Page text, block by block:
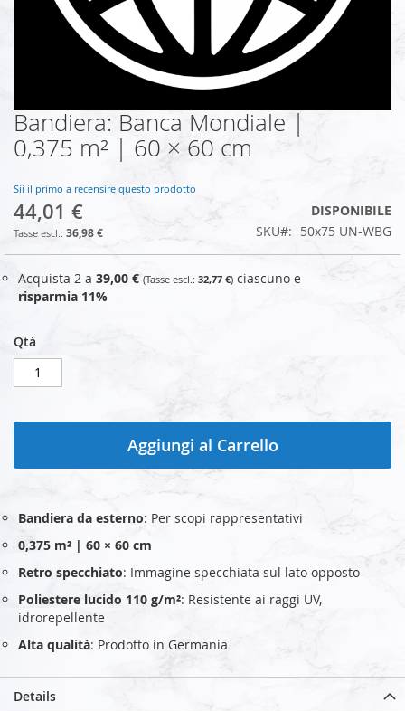
Vai
all'inizio
della
di
immagini
Bandiera: Banca Mondiale |
0,375 m² | 60 × 60 cm
Sii il primo a recensire questo prodotto
44,01 €
36,98 €
DISPONIBILE
SKU
50x75 UN-WBG
Acquista 2 a 39,00 € 32,77 € ciascuno e
risparmia 11%
Qtà
Aggiungi al Carrello
Bandiera da esterno: Per scopi rappresentativi
0,375 m² | 60 × 60 cm
Retro specchiato: Immagine specchiata sul lato opposto
Poliestere lucido 110 g/m²: Resistente ai raggi UV,
idrorepellente
Alta qualità: Prodotto in Germania
Details